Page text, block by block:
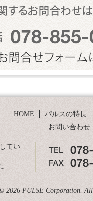
パルスの特長
HOME
お問い合わせ
てい
2026 PULSE Corporation. All